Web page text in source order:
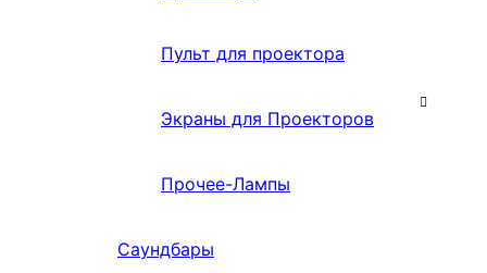
Пульт для проектора
Экраны для Проекторов
Прочее-Лампы
Саундбары